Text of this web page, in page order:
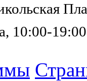
10:00-19:00